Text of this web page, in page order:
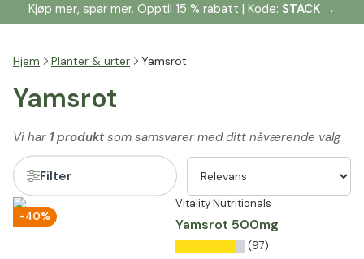
Kjøp mer, spar mer. Opptil 15 % rabatt | Kode: STACK →
Hjem Planter & urter Yamsrot
Yamsrot
Vi har 1 produktsom samsvarer med ditt nåværende valg
Filter
-40%
Vitality Nutritionals
Yamsrot 500mg
(97)